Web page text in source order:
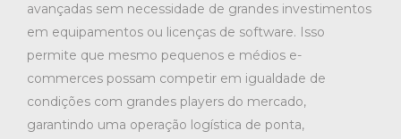
avançadas sem necessidade de grandes investimentos
em equipamentos ou licenças de software. Isso
permite que mesmo pequenos e médios e-
commerces possam competir em igualdade de
condições com grandes players do mercado,
garantindo uma operação logística de ponta,